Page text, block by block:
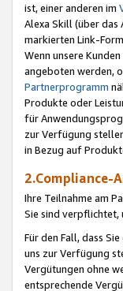
ist, einer anderen im
Alexa Skill (über das
markierten Link-
Wenn unsere
angeboten werden,
Partnerprogramm
Produkte oder
für
zur Verfügung
in Bezug auf
2.Compliance-
Ihre Teilnahme am
Sie sind verpflichtet,
Für den Fall, dass
uns zur Verfügung
Vergütungen ohne
entsprechende